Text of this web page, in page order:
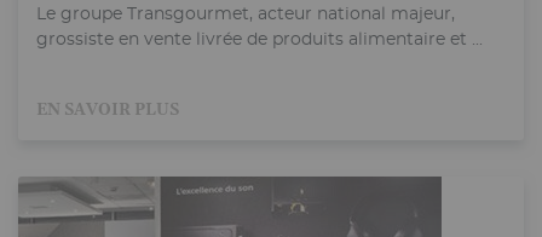
Le groupe Transgourmet, acteur national majeur,
grossiste en vente livrée de produits alimentaire et ...
EN SAVOIR PLUS